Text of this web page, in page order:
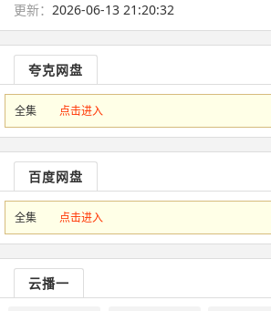
更新： 2026-06-13 21:20:32
夸克网盘
全集 点击进入
百度网盘
全集 点击进入
云播一